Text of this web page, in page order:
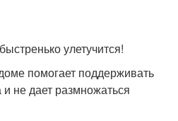
улетучится!
помогает поддерживать
не дает размножаться